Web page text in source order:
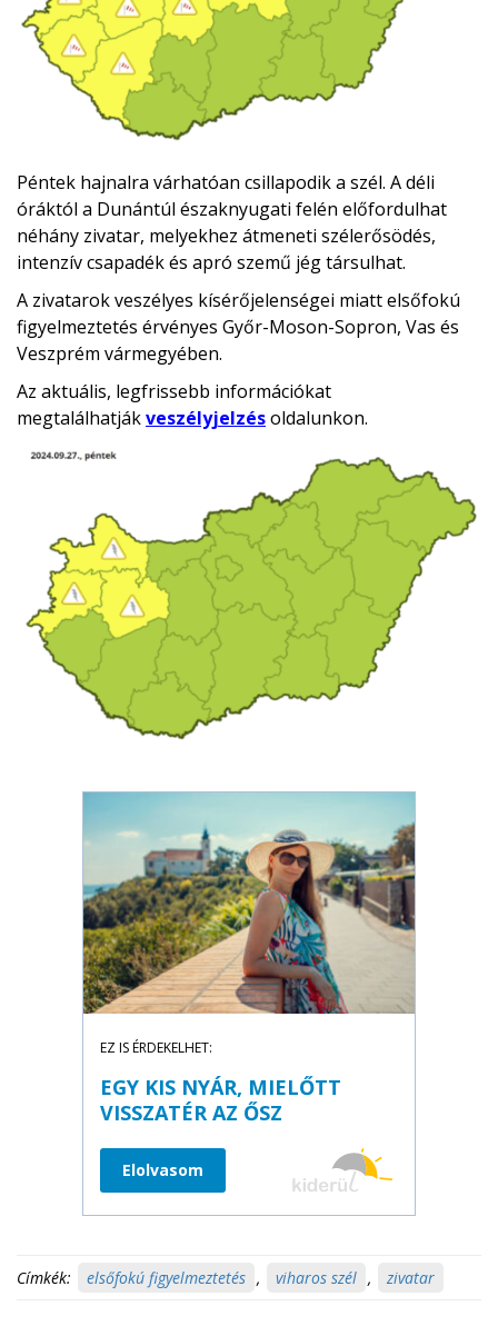
Péntek hajnalra várhatóan csillapodik a szél. A déli
óráktól a Dunántúl északnyugati felén előfordulhat
néhány zivatar, melyekhez átmeneti szélerősödés,
intenzív csapadék és apró szemű jég társulhat.
A zivatarok veszélyes kísérőjelenségei miatt elsőfokú
figyelmeztetés érvényes Győr-Moson-Sopron, Vas és
Veszprém vármegyében.
Az aktuális, legfrissebb információkat
megtalálhatjákveszélyjelzésoldalunkon.
EZ IS ÉRDEKELHET:
EGY KIS NYÁR, MIELŐTT
VISSZATÉR AZ ŐSZ
Elolvasom
Címkék: elsőfokú figyelmeztetés , viharos szél , zivatar